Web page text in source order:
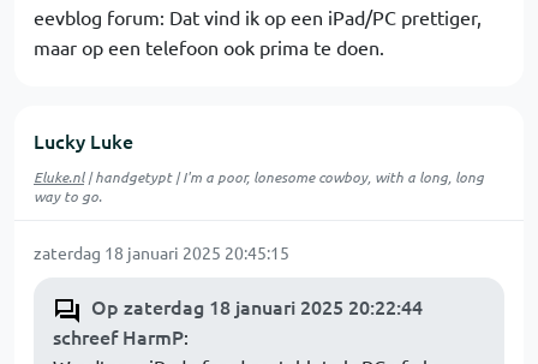
eevblog forum: Dat vind ik op een iPad/PC prettiger,
maar op een telefoon ook prima te doen.
Lucky Luke
Eluke.nl| handgetypt | I'm a poor, lonesome cowboy, with a long, long
way to go.
zaterdag 18 januari 2025 20:45:15
Op zaterdag 18 januari 2025 20:22:44
schreef HarmP: